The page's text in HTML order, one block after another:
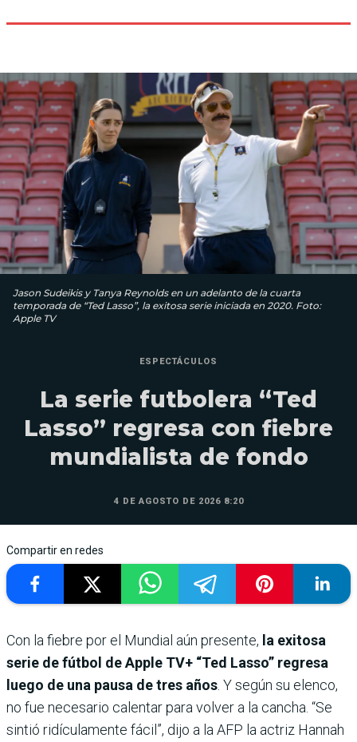
Jason Sudeikis y Tanya Reynolds en un adelanto de la cuarta
temporada de “Ted Lasso”, la exitosa serie iniciada en 2020. Foto:
Apple TV
ESPECTÁCULOS
La serie futbolera “Ted
Lasso” regresa con fiebre
mundialista de fondo
4 DE AGOSTO DE 2026 8:20
Compartir en redes
Con la fiebre por el Mundial aún presente, la exitosa
serie de fútbol de Apple TV+ “Ted Lasso” regresa
luego de una pausa de tres años . Y según su elenco,
no fue necesario calentar para volver a la cancha. “Se
sintió ridículamente fácil”, dijo a la AFP la actriz Hannah